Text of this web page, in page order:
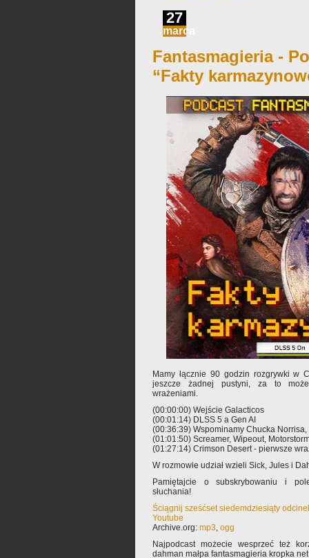
27
marca
Fantasmagieria -
“Fakty
Mamy łącznie 90 godzin rozgrywki w
jeszcze żadnej pustyni, za to
wrażeniami.
(00:00:00) Wejście Galacticos
(00:01:14) DLSS 5 a Gen AI
(00:36:39) Wspominamy Chucka
(01:01:50) Screamer, Wipeout,
(01:27:14) Crimson Desert - pierwsze
W rozmowie udział wzieli Sick, Jules i
Pamiętajcie o subskrybowaniu i
słuchania!
Ściągnij sześćset siedemdziesiąty
Youtube
Archive.org: mp3, ogg
Najpodcast możecie wesprzeć też
dahman małpa fantasmagieria kropka